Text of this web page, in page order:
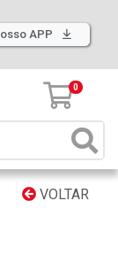
APP
0
VOLTAR